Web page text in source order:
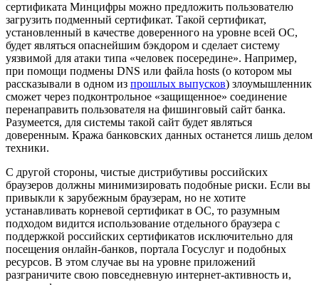
сертификата Минцифры можно предложить пользователю
загрузить подменный сертификат. Такой сертификат,
установленный в качестве доверенного на уровне всей ОС,
будет являться опаснейшим бэкдором и сделает систему
уязвимой для атаки типа «человек посередине». Например,
при помощи подмены DNS или файла hosts (о котором мы
рассказывали в одном из прошлых выпусков) злоумышленник
сможет через подконтрольное «защищенное» соединение
перенаправить пользователя на фишинговый сайт банка.
Разумеется, для системы такой сайт будет являться
доверенным. Кража банковских данных останется лишь делом
техники.
С другой стороны, чистые дистрибутивы российских
браузеров должны минимизировать подобные риски. Если вы
привыкли к зарубежным браузерам, но не хотите
устанавливать корневой сертификат в ОС, то разумным
подходом видится использование отдельного браузера с
поддержкой российских сертификатов исключительно для
посещения онлайн-банков, портала Госуслуг и подобных
ресурсов. В этом случае вы на уровне приложений
разграничите свою повседневную интернет-активность и,